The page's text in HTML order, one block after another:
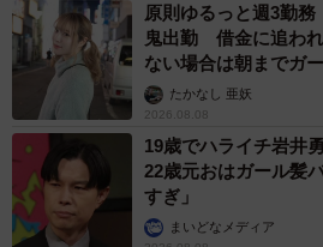
原則ゆるっと週3勤
鬼出勤 借金に追わ
ない場合は朝までガ
ストに取材】
たかなし 亜妖
2026.08.08
19歳でハライチ岩井
22歳元おはガール髪
すぎ」
まいどなメディア